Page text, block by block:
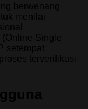
berwenang
menilai
Single
setempat
terverifikasi